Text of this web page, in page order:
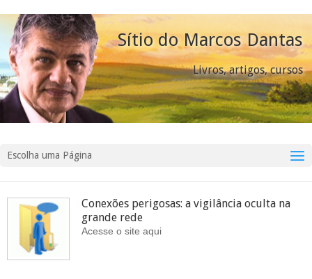
Sítio do Marcos Dantas
Livros, artigos, cursos
Escolha uma Página
Conexões perigosas: a vigilância oculta na
grande rede
Acesse o site aqui